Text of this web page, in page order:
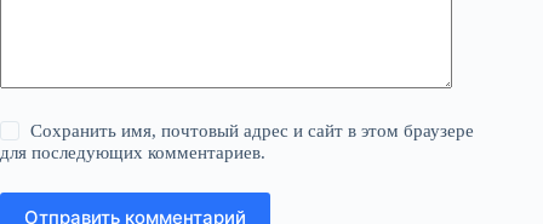
Сохранить имя, почтовый адрес и сайт в этом браузере
для последующих комментариев.
Отправить комментарий